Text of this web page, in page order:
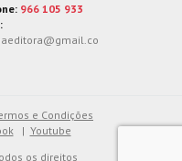
966 105 933
e Condições
Youtube
os direitos